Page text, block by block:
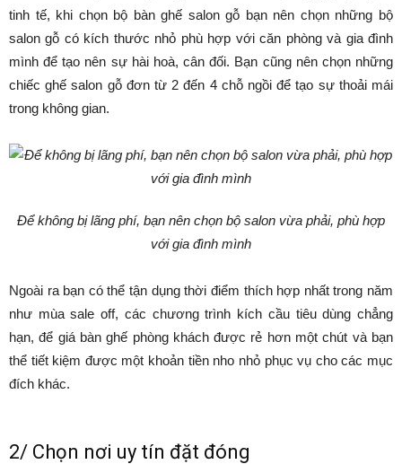
tinh tế, khi chọn bộ bàn ghế salon gỗ bạn nên chọn những bộ
salon gỗ có kích thước nhỏ phù hợp với căn phòng và gia đình
mình để tạo nên sự hài hoà, cân đối. Bạn cũng nên chọn những
chiếc ghế salon gỗ đơn từ 2 đến 4 chỗ ngồi để tạo sự thoải mái
trong không gian.
Để không bị lãng phí, bạn nên chọn bộ salon vừa phải, phù hợp
với gia đình mình
Ngoài ra bạn có thể tận dụng thời điểm thích hợp nhất trong năm
như mùa sale off, các chương trình kích cầu tiêu dùng chẳng
hạn, để giá bàn ghế phòng khách được rẻ hơn một chút và bạn
thể tiết kiệm được một khoản tiền nho nhỏ phục vụ cho các mục
đích khác.
2/ Chọn nơi uy tín đặt đóng